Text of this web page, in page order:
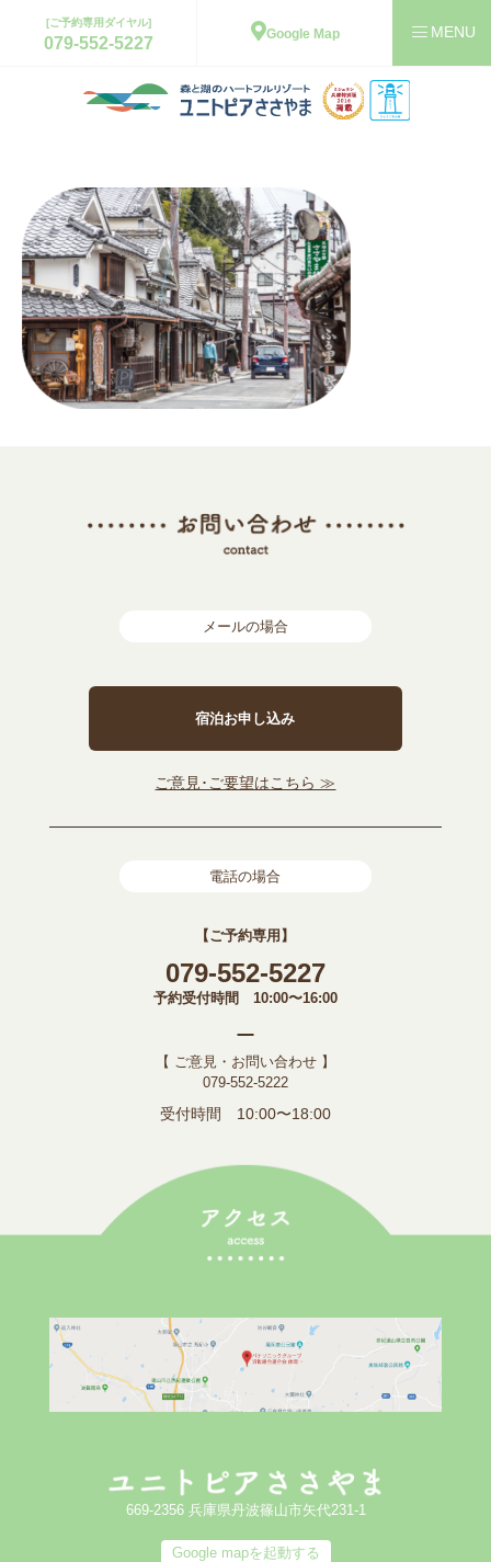
[ご予約専用ダイヤル]
079-552-5227 Google Map
メールの場合
宿泊お申し込み
ご意見･ご要望はこちら ≫
電話の場合
【ご予約専用】
079-552-5227
予約受付時間 10:00〜16:00
【 ご意見・お問い合わせ 】
079-552-5222
受付時間 10:00〜18:00
669-2356 兵庫県丹波篠山市矢代231-1
Google mapを起動する